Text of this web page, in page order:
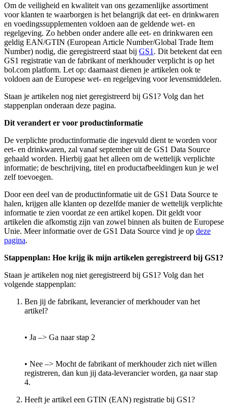
Om de veiligheid en kwaliteit van ons gezamenlijke assortiment
voor klanten te waarborgen is het belangrijk dat eet- en drinkwaren
en voedingssupplementen voldoen aan de geldende wet- en
regelgeving. Zo hebben onder andere alle eet- en drinkwaren een
geldig EAN/GTIN (European Article Number/Global Trade Item
Number) nodig, die geregistreerd staat bij GS1 . Dit betekent dat een
GS1 registratie van de fabrikant of merkhouder verplicht is op het
bol.com platform. Let op: daarnaast dienen je artikelen ook te
voldoen aan de Europese wet- en regelgeving voor levensmiddelen.
Staan je artikelen nog niet geregistreerd bij GS1? Volg dan het
stappenplan onderaan deze pagina.
Dit verandert er voor productinformatie
De verplichte productinformatie die ingevuld dient te worden voor
eet- en drinkwaren, zal vanaf september uit de GS1 Data Source
gehaald worden. Hierbij gaat het alleen om de wettelijk verplichte
informatie; de beschrijving, titel en productafbeeldingen kun je wel
zelf toevoegen.
Door een deel van de productinformatie uit de GS1 Data Source te
halen, krijgen alle klanten op dezelfde manier de wettelijk verplichte
informatie te zien voordat ze een artikel kopen. Dit geldt voor
artikelen die afkomstig zijn van zowel binnen als buiten de Europese
Unie. Meer informatie over de GS1 Data Source vind je op deze
pagina.
Stappenplan: Hoe krijg ik mijn artikelen geregistreerd bij GS1?
Staan je artikelen nog niet geregistreerd bij GS1? Volg dan het
volgende stappenplan:
Ben jij de fabrikant, leverancier of merkhouder van het
artikel?
• Ja –> Ga naar stap 2
• Nee –> Mocht de fabrikant of merkhouder zich niet willen
registreren, dan kun jij data-leverancier worden, ga naar stap
4.
Heeft je artikel een GTIN (EAN) registratie bij GS1?